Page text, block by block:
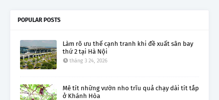
POPULAR POSTS
Làm rõ ưu thế cạnh tranh khi đề xuất sân bay
thứ 2 tại Hà Nội
tháng 3 24, 2026
Mê tít những vườn nho trĩu quả chạy dài tít tắp
ở Khánh Hòa